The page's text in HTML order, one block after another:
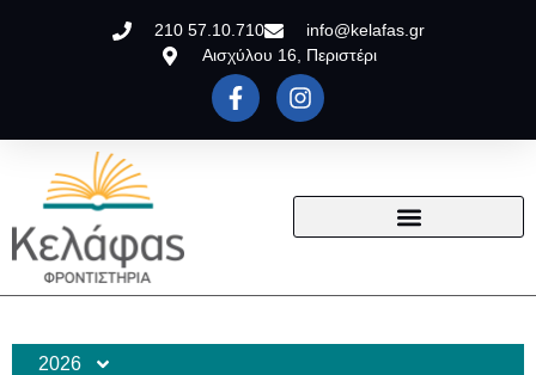
210 57.10.710
info@kelafas.gr
Αισχύλου 16, Περιστέρι
2026